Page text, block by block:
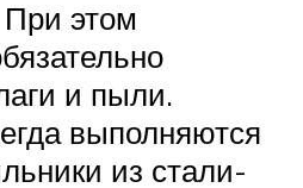
этом
и пыли.
выполняются
из стали-